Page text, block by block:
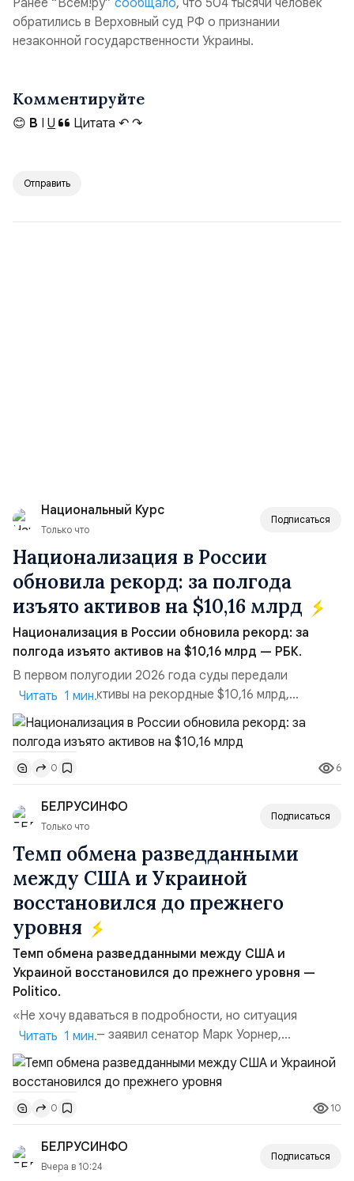
Ранее “Всем!ру” сообщало, что 504 тысячи человек
обратились в Верховный суд РФ о признании
незаконной государственности Украины.
Комментируйте
😊 B I U Цитата ↶ ↷
Отправить
Национальный Курс
Только что
Подписаться
Национализация в России
обновила рекорд: за полгода
изъято активов на $10,16 млрд
Национализация в России обновила рекорд: за
полгода изъято активов на $10,16 млрд — РБК.
В первом полугодии 2026 года суды передали
государству активы на рекордные $10,16 млрд,
подсчитали аналитики AK&M. Это в 2,5 раза больше,
чем за аналогичный период 2025 года ($3,95 млрд).
Всего зафиксировано 15 национализационных
транзакций, которые обеспечили 42,2% денежного
объёма всего российского рынка слияний и
поглощений. Крупнейшей ...
Читать 1 мин.
0 6
БЕЛРУСИНФО
Только что
Подписаться
Темп обмена разведданными
между США и Украиной
восстановился до прежнего
уровня
Темп обмена разведданными между США и
Украиной восстановился до прежнего уровня —
Politico.
«Не хочу вдаваться в подробности, но ситуация
улучшилась», — заявил сенатор Марк Уорнер,
высокопоставленный член комитета по разведке,
добавив, что использование Украиной беспилотников и
ракет большой дальности позволило ей наносить
удары вглубь российской территории и укрепило её
позиции.Сотрудничество со стороны США стало
ключом к позитивному пов...
Читать 1 мин.
0 10
БЕЛРУСИНФО
Вчера в 10:24
Подписаться